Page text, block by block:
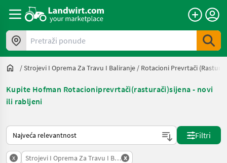
Pretraži ponude
/Strojevi I Oprema Za Travu I Baliranje / Rotacioni Prevrtači
Kupite Hofman Rotacioniprevrtači(rasturači)sijena - novi
ili rabljeni
Tako se sortira na Landwirt.com
Filtri
x Strojevi I Oprema Za Travu I Baliranje
x